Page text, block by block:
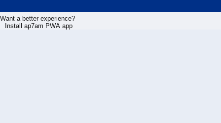
Want a better experience?
Install ap7am PWA app